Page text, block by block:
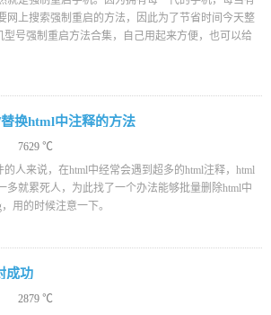
网上搜索强制重启的方法，因此为了节省时间今天整
号强制重启方法合集，自己用起来方便，也可以给
换html中注释的方法
7629 ℃
人来说，在html中经常会遇到超多的html注释，html
多就累死人，为此找了一个办法能够批量删除html中
用的时候注意一下。
成功
2879 ℃